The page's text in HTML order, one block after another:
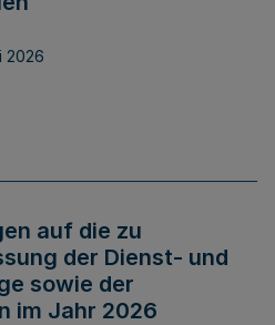
2026
auf die zu
der Dienst- und
sowie der
im Jahr 2026